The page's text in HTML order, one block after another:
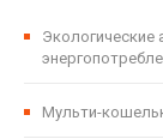
Экологические
Мульти-